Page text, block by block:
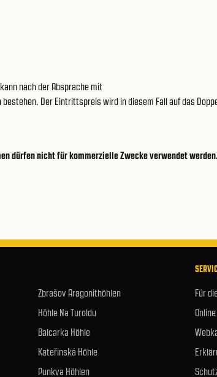
nach der Absprache mit
Der Eintrittspreis wird in diesem Fall auf das
dürfen nicht für kommerzielle Zwecke verwendet
Zbrašov Aragonithöhlen
Höhle Na Turoldu
Balcarka Höhle
Kateřinská Höhle
Punkva Höhlen
Für